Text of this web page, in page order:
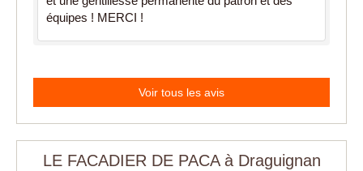
équipes ! MERCI !
Voir tous les avis
LE FACADIER DE PACA à Draguignan